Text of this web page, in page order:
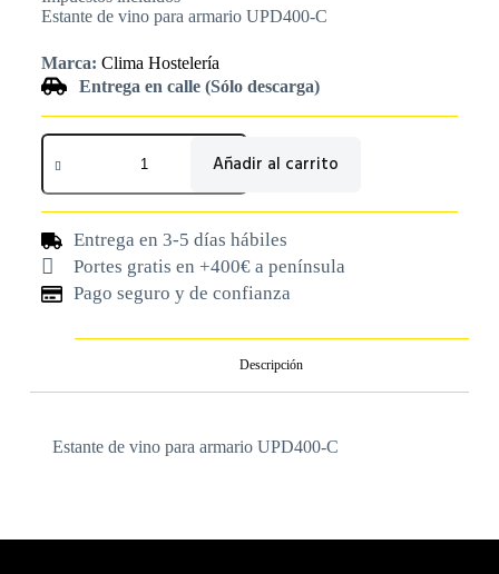
Estante de vino para armario UPD400-C
Marca: Clima Hostelería
Entrega en calle (Sólo descarga)
Añadir al carrito
Entrega en 3-5 días hábiles
Portes gratis en +400€ a península
Pago seguro y de confianza
Descripción
Estante de vino para armario UPD400-C